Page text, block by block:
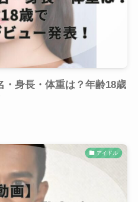
・身長・体重は？年齢18歳
アイドル